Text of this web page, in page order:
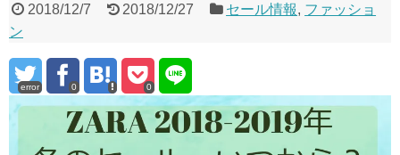
2018/12/7 2018/12/27 セール情報, ファッショ
ン
error 0 0